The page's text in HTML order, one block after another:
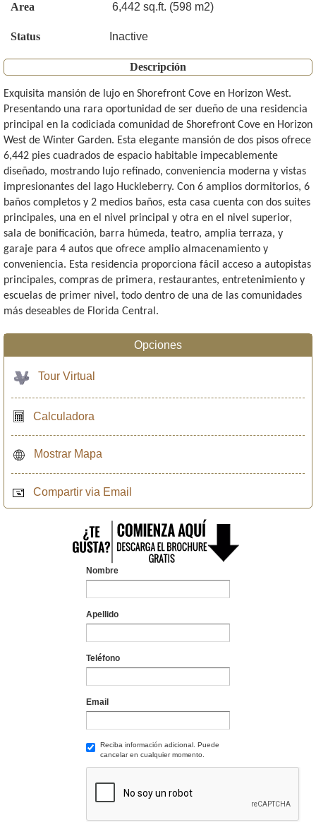
Area 6,442 sq.ft. (598 m2)
Status Inactive
Descripción
Exquisita mansión de lujo en Shorefront Cove en Horizon West.
Presentando una rara oportunidad de ser dueño de una residencia
principal en la codiciada comunidad de Shorefront Cove en Horizon
West de Winter Garden. Esta elegante mansión de dos pisos ofrece
6,442 pies cuadrados de espacio habitable impecablemente
diseñado, mostrando lujo refinado, conveniencia moderna y vistas
impresionantes del lago Huckleberry. Con 6 amplios dormitorios, 6
baños completos y 2 medios baños, esta casa cuenta con dos suites
principales, una en el nivel principal y otra en el nivel superior,
sala de bonificación, barra húmeda, teatro, amplia terraza, y
garaje para 4 autos que ofrece amplio almacenamiento y
conveniencia. Esta residencia proporciona fácil acceso a autopistas
principales, compras de primera, restaurantes, entretenimiento y
escuelas de primer nivel, todo dentro de una de las comunidades
más deseables de Florida Central.
Opciones
Tour Virtual
Calculadora
Mostrar Mapa
Compartir via Email
Nombre
Apellido
Teléfono
Email
Reciba información adicional. Puede
cancelar en cualquier momento.